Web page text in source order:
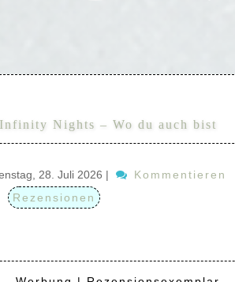
Nights – Wo du auch bist
28. Juli 2026 |
Kommentieren
Rezensionen